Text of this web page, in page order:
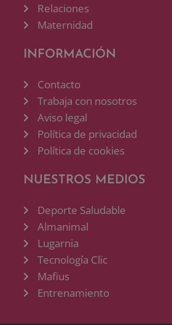
Relaciones
Maternidad
INFORMACIÓN
Contacto
Trabaja con nosotros
Aviso legal
Política de privacidad
Política de cookies
NUESTROS MEDIOS
Deporte Saludable
Almanimal
Lugarnia
Tecnología Clic
Mafius
Entrenamiento